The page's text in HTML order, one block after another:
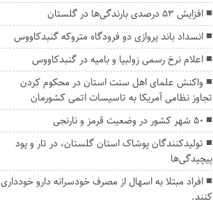
افزایش ۵۳ درصدی بارندگی‌ها در گلستان
انسداد باند پروازی دو فرودگاه متروکه گنبدکاووس
اعلام نرخ‌ رسمی زولبیا و بامیه در گنبدکاووس
واکنش علمای اهل سنت استان در محکوم‌ کردن
تجاوز نظامی آمریکا به تاسیسات اتمی کشورمان
۵۰ شهر کشور در وضعیت قرمز و نارنجی
تولیدکنندگان پوشاک استان گلستان، در تار و پود
پیچیدگی‌ها
افراد مبتلا به اسهال از مصرف خودسرانه دارو خودداری
کنند.